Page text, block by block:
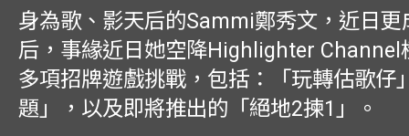
身為歌、影天后的Sammi鄭秀文，近日更
后，事緣近日她空降Highlighter Channel
多項招牌遊戲挑戰，包括：「玩轉估歌仔
題」，以及即將推出的「絕地2揀1」。